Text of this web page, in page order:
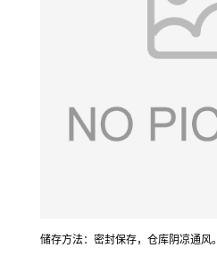
储存方法：密封保存，仓库阴凉通风。